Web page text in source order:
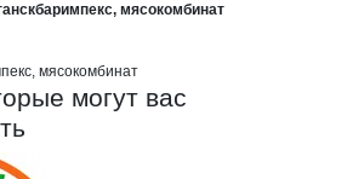
мясокомбинат
мясокомбинат
могут вас